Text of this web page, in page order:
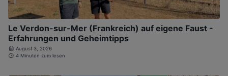
Le Verdon-sur-Mer (Frankreich) auf eigene Faust -
Erfahrungen und Geheimtipps
August 3, 2026
4 Minuten zum lesen